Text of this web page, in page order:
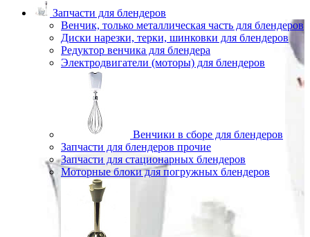
Запчасти для блендеров
Венчик, только металлическая часть для блендеров
Диски нарезки, терки, шинковки для блендеров
Редуктор венчика для блендера
Электродвигатели (моторы) для блендеров
Венчики в сборе для блендеров
Запчасти для блендеров прочие
Запчасти для стационарных блендеров
Моторные блоки для погружных блендеров